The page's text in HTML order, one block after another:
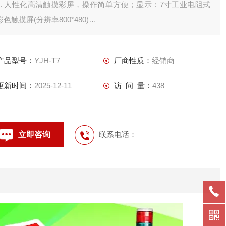
人性化高清触摸彩屏，操作简单方便；显示：7寸工业电阻式
色触摸屏(分辨率800*480)
自动生成称重记录，和各种管理报表；
显示:7寸触摸屏(分辨率800*480)；
品型号： YJH-T7 厂商性质： 经销商
新时间： 2025-12-11 访 问 量： 438
立即咨询 联系电话：